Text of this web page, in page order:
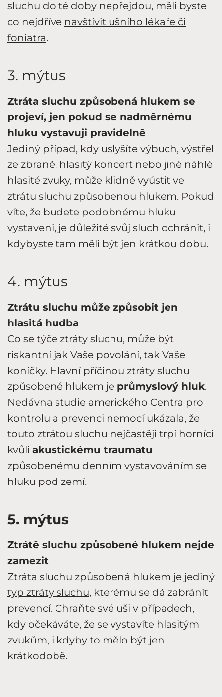
sluchu do té doby nepřejdou, měli byste
co nejdříve navštívit ušního lékaře či
foniatra.
3. mýtus
Ztráta sluchu způsobená hlukem se
projeví, jen pokud se nadměrnému
hluku vystavuji pravidelně
Jediný případ, kdy uslyšíte výbuch, výstřel
ze zbraně, hlasitý koncert nebo jiné náhlé
hlasité zvuky, může klidně vyústit ve
ztrátu sluchu způsobenou hlukem. Pokud
víte, že budete podobnému hluku
vystaveni, je důležité svůj sluch ochránit, i
kdybyste tam měli být jen krátkou dobu.
4. mýtus
Ztrátu sluchu může způsobit jen
hlasitá hudba
Co se týče ztráty sluchu, může být
riskantní jak Vaše povolání, tak Vaše
koníčky. Hlavní příčinou ztráty sluchu
způsobené hlukem je průmyslový hluk.
Nedávna studie amerického Centra pro
kontrolu a prevenci nemocí ukázala, že
touto ztrátou sluchu nejčastěji trpí horníci
kvůli akustickému traumatu
způsobenému denním vystavováním se
hluku pod zemí.
5. mýtus
Ztrátě sluchu způsobené hlukem nejde
zamezit
Ztráta sluchu způsobená hlukem je jediný
typ ztráty sluchu, kterému se dá zabránit
prevencí. Chraňte své uši v případech,
kdy očekáváte, že se vystavíte hlasitým
zvukům, i kdyby to mělo být jen
krátkodobě.